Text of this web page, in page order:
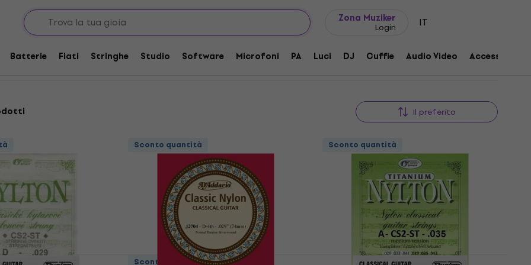
Zona Muziker
Login IT
Batterie Fiati Stringhe Studio Software Microfoni PA Luci DJ Cuffie Audio Video Accessori
di Nylon per chitarra classica
Individuali
Il preferito
Sconto quantità Sconto quantità
Sconto quantità